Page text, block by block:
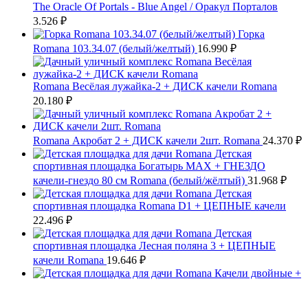
The Oracle Of Portals - Blue Angel / Оракул Порталов
3.526 ₽
Горка
Romana 103.34.07 (белый/желтый) 16.990 ₽
Romana Весёлая лужайка-2 + ДИСК качели Romana
20.180 ₽
Romana Акробат 2 + ДИСК качели 2шт. Romana 24.370 ₽
Детская
спортивная площадка Богатырь MAX + ГНЕЗДО
качели-гнездо 80 см Romana (белый/жёлтый) 31.968 ₽
Детская
спортивная площадка Romana D1 + ЦЕПНЫЕ качели
22.496 ₽
Детская
спортивная площадка Лесная поляна 3 + ЦЕПНЫЕ
качели Romana 19.646 ₽
Качели двойные +